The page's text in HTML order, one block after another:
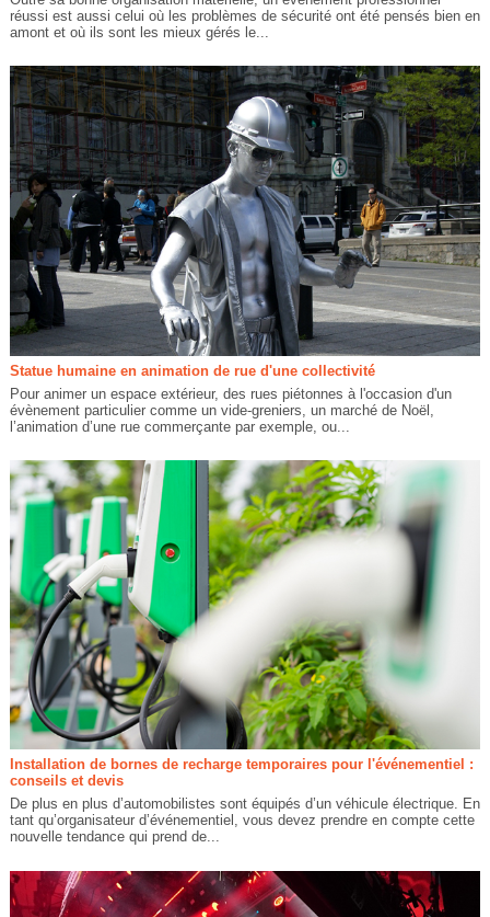
réussi est aussi celui où les problèmes de sécurité ont été pensés bien en
amont et où ils sont les mieux gérés le...
Statue humaine en animation de rue d'une collectivité
Pour animer un espace extérieur, des rues piétonnes à l'occasion d'un
évènement particulier comme un vide-greniers, un marché de Noël,
l’animation d’une rue commerçante par exemple, ou...
Installation de bornes de recharge temporaires pour l'événementiel :
conseils et devis
De plus en plus d’automobilistes sont équipés d’un véhicule électrique. En
tant qu’organisateur d’événementiel, vous devez prendre en compte cette
nouvelle tendance qui prend de...